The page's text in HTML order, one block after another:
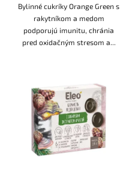
Bylinné cukríky Orange Green s
rakytníkom a medom
podporujú imunitu, chránia
pred oxidačným stresom a...